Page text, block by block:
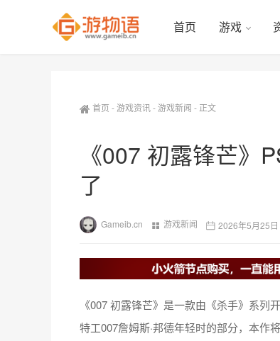
首页 游戏
首页 -游戏资讯-游戏新闻 - 正文
《007 初露锋芒》
了
Gameib.cn 游戏新闻 2026年5月25日
《007 初露锋芒》是一款由《杀手》系
特工007詹姆斯·邦德年轻时的部分，本作